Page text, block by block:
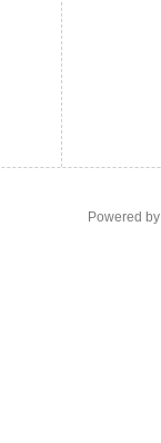
Powered by